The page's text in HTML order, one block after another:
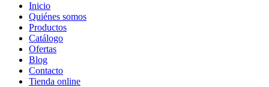
Inicio
Quiénes somos
Productos
Catálogo
Ofertas
Blog
Contacto
Tienda online